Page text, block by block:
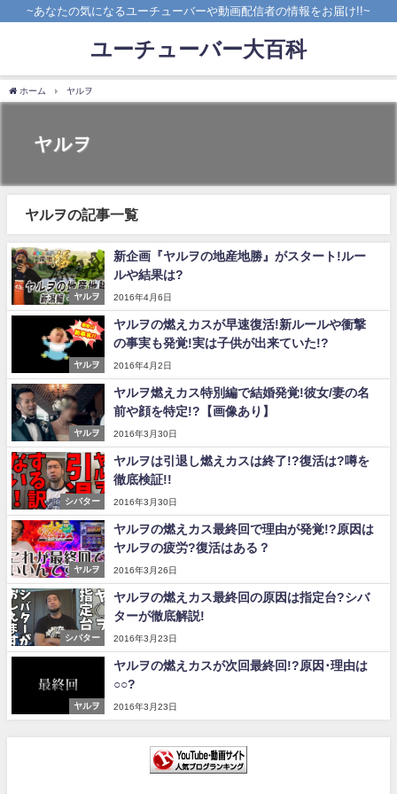
~あなたの気になるユーチューバーや動画配信者の情報をお届け!!~
ユーチューバー大百科
ホーム ヤルヲ
ヤルヲ
ヤルヲの記事一覧
ヤルヲ
新企画『ヤルヲの地産地勝』がスタート!ルー
ルや結果は?
2016年4月6日
ヤルヲ
ヤルヲの燃えカスが早速復活!新ルールや衝撃
の事実も発覚!実は子供が出来ていた!?
2016年4月2日
ヤルヲ
ヤルヲ燃えカス特別編で結婚発覚!彼女/妻の名
前や顔を特定!?【画像あり】
2016年3月30日
シバター
ヤルヲは引退し燃えカスは終了!?復活は?噂を
徹底検証!!
2016年3月30日
ヤルヲ
ヤルヲの燃えカス最終回で理由が発覚!?原因は
ヤルヲの疲労?復活はある？
2016年3月26日
シバター
ヤルヲの燃えカス最終回の原因は指定台?シバ
ターが徹底解説!
2016年3月23日
ヤルヲ
ヤルヲの燃えカスが次回最終回!?原因･理由は
○○?
2016年3月23日